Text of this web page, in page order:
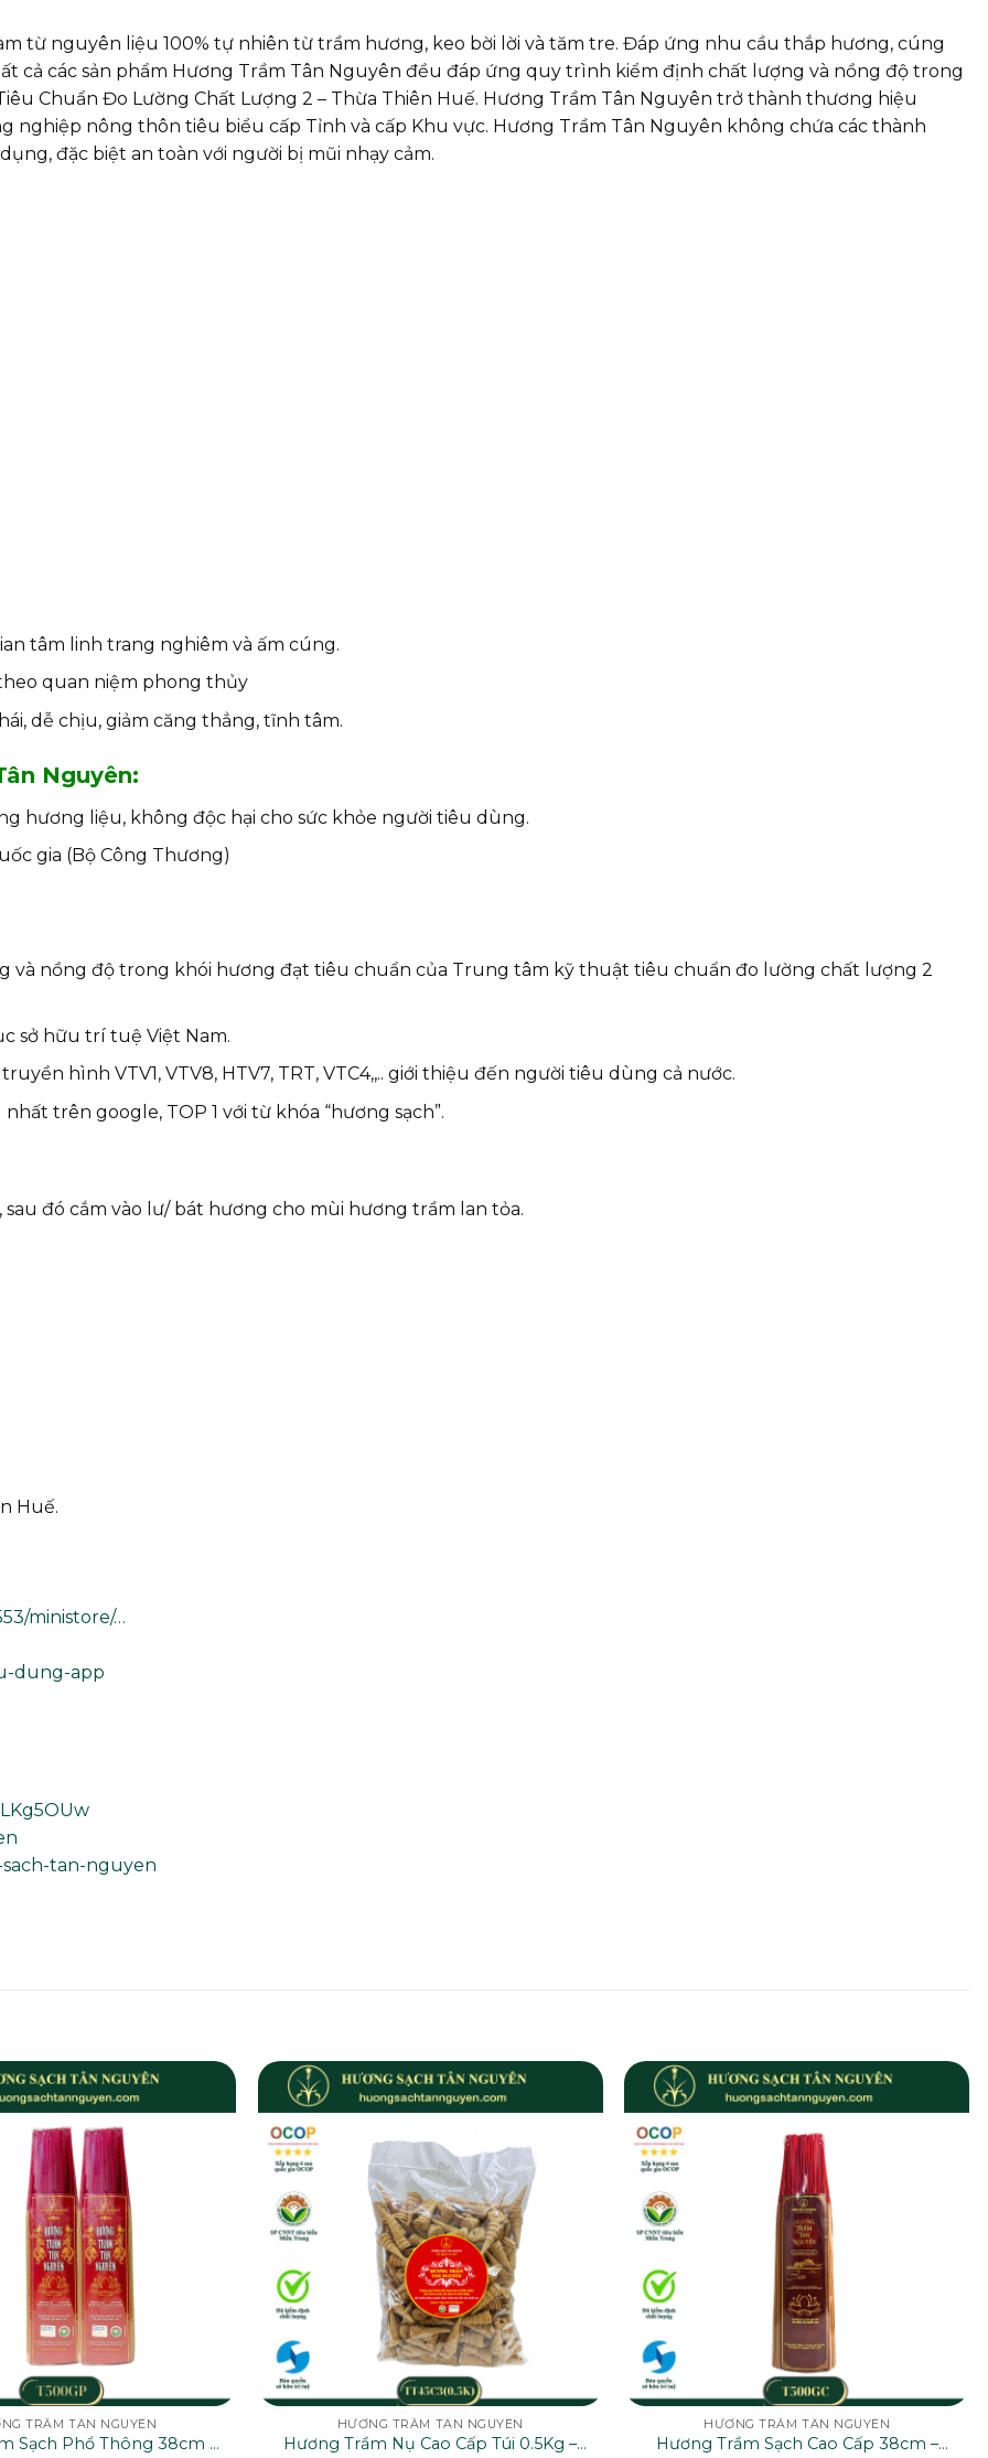
từ nguyên liệu 100% tự nhiên từ trầm hương, keo bời lời và tăm tre. Đáp ứng nhu cầu thắp hương, cúng
cả các sản phẩm Hương Trầm Tân Nguyên đều đáp ứng quy trình kiểm định chất lượng và nồng độ trong
Chuẩn Đo Lường Chất Lượng 2 – Thừa Thiên Huế. Hương Trầm Tân Nguyên trở thành thương hiệu
nghiệp nông thôn tiêu biểu cấp Tỉnh và cấp Khu vực. Hương Trầm Tân Nguyên không chứa các thành
đặc biệt an toàn với người bị mũi nhạy cảm.
tâm linh trang nghiêm và ấm cúng.
quan niệm phong thủy
dễ chịu, giảm căng thẳng, tĩnh tâm.
Nguyên:
hương liệu, không độc hại cho sức khỏe người tiêu dùng.
gia (Bộ Công Thương)
và nồng độ trong khói hương đạt tiêu chuẩn của Trung tâm kỹ thuật tiêu chuẩn đo lường chất lượng 2
sở hữu trí tuệ Việt Nam.
hình VTV1, VTV8, HTV7, TRT, VTC4,,.. giới thiệu đến người tiêu dùng cả nước.
trên google, TOP 1 với từ khóa “hương sạch”.
đó cắm vào lư/ bát hương cho mùi hương trầm lan tỏa.
Huế.
ministore/…
dung-app
tan-nguyen
TRẦM TÂN NGUYÊN
Sạch Phổ Thông 38cm –
HƯƠNG TRẦM TÂN NGUYÊN
Hương Trầm Nụ Cao Cấp Túi 0.5Kg –
HƯƠNG TRẦM TÂN NGUYÊN
Hương Trầm Sạch Cao Cấp 38cm –